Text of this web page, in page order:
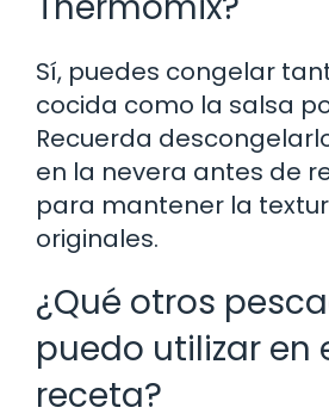
Sí, puedes congelar
cocida como la salsa
Recuerda
en la nevera antes de
para mantener la
originales.
¿Qué otros
puedo utilizar en
receta?